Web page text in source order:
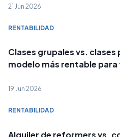
21 Jun 2026
RENTABILIDAD
Clases grupales vs. clases
modelo más rentable
19 Jun 2026
RENTABILIDAD
Alquiler de reformers vs.